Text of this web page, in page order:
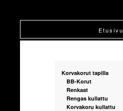
Etusivu
Korvakorut tapilla
BB-Korut
Renkaat
Rengas kullattu
Korvakoru kullattu